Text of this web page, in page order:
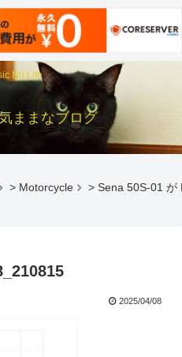
No Life
ままなブログ
> Motorcycle > Sena 50S-01 が
2025/04/08